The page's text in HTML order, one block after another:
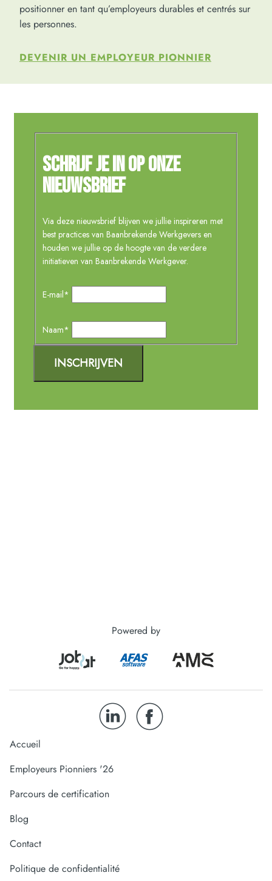
positionner en tant qu’employeurs durables et centrés sur
les personnes.
DEVENIR UN EMPLOYEUR PIONNIER
Powered by
Accueil
Employeurs Pionniers '26
Parcours de certification
Blog
Contact
Politique de confidentialité